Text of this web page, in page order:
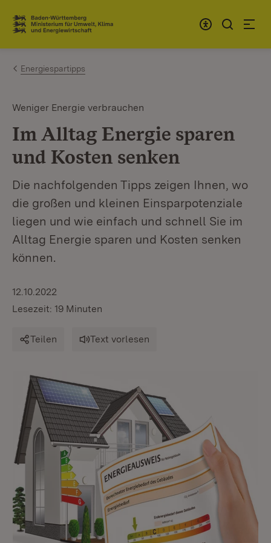
Zum Inhalt springen
Link zur Startseite
Energiespartipps
Weniger Energie verbrauchen
Im Alltag Energie sparen
und Kosten senken
Die nachfolgenden Tipps zeigen Ihnen, wo
die großen und kleinen Einsparpotenziale
liegen und wie einfach und schnell Sie im
Alltag Energie sparen und Kosten senken
können.
12.10.2022
Lesezeit: 19 Minuten
Teilen Text vorlesen